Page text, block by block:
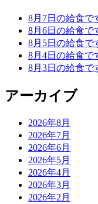
8月7日の給食で
8月6日の給食で
8月5日の給食で
8月4日の給食で
8月3日の給食で
アーカイブ
2026年8月
2026年7月
2026年6月
2026年5月
2026年4月
2026年3月
2026年2月